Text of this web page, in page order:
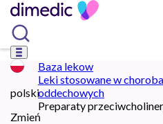
polski
Zmień
Baza lekow
Leki stosowane w
oddechowych
Preparaty